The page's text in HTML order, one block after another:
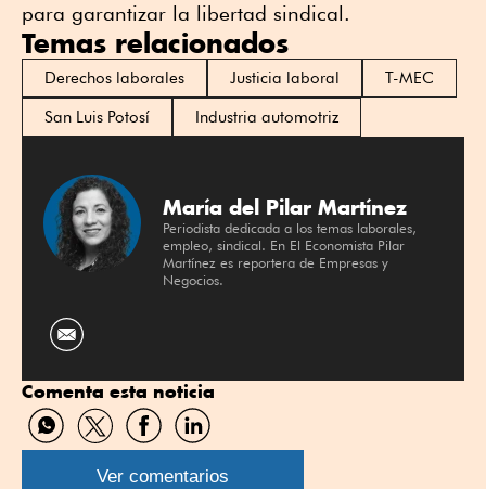
para garantizar la libertad sindical.
Temas relacionados
Derechos laborales Justicia laboral
T-MEC
San Luis Potosí
Industria automotriz
María del Pilar Martínez
Periodista dedicada a los temas laborales,
empleo, sindical. En El Economista Pilar
Martínez es reportera de Empresas y
Negocios.
Comenta esta noticia
Compartir
por
WhatsApp
Compartir
por
Twitter
Compartir
por
Facebook
Compartir
por
Linkedin
Ver comentarios